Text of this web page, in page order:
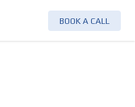
BOOK A CALL